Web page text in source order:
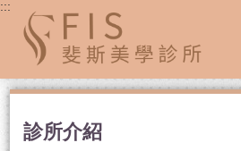
:::
診所介紹